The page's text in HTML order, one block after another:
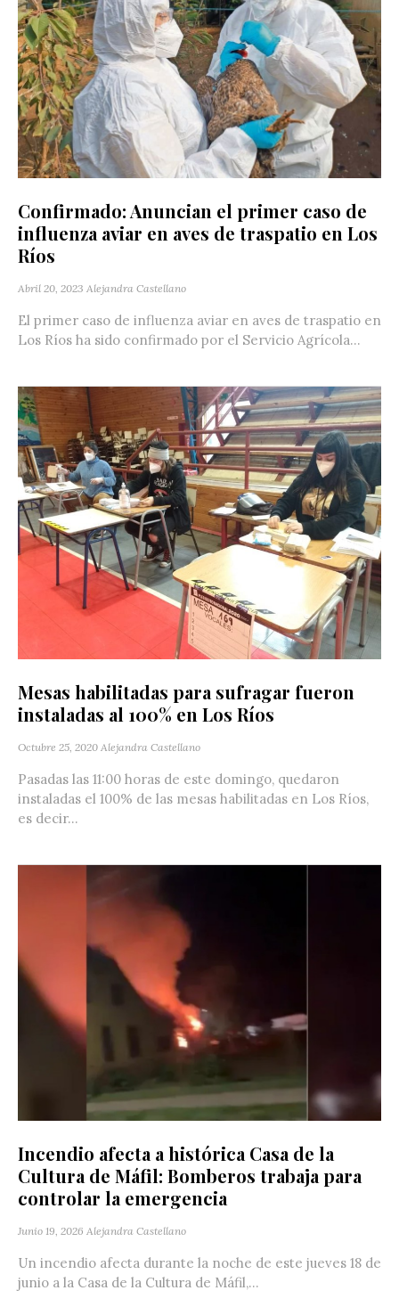
Confirmado: Anuncian el primer caso de
influenza aviar en aves de traspatio en Los
Ríos
Abril 20, 2023 Alejandra Castellano
El primer caso de influenza aviar en aves de traspatio en
Los Ríos ha sido confirmado por el Servicio Agrícola...
Mesas habilitadas para sufragar fueron
instaladas al 100% en Los Ríos
Octubre 25, 2020 Alejandra Castellano
Pasadas las 11:00 horas de este domingo, quedaron
instaladas el 100% de las mesas habilitadas en Los Ríos,
es decir...
Incendio afecta a histórica Casa de la
Cultura de Máfil: Bomberos trabaja para
controlar la emergencia
Junio 19, 2026 Alejandra Castellano
Un incendio afecta durante la noche de este jueves 18 de
junio a la Casa de la Cultura de Máfil,...